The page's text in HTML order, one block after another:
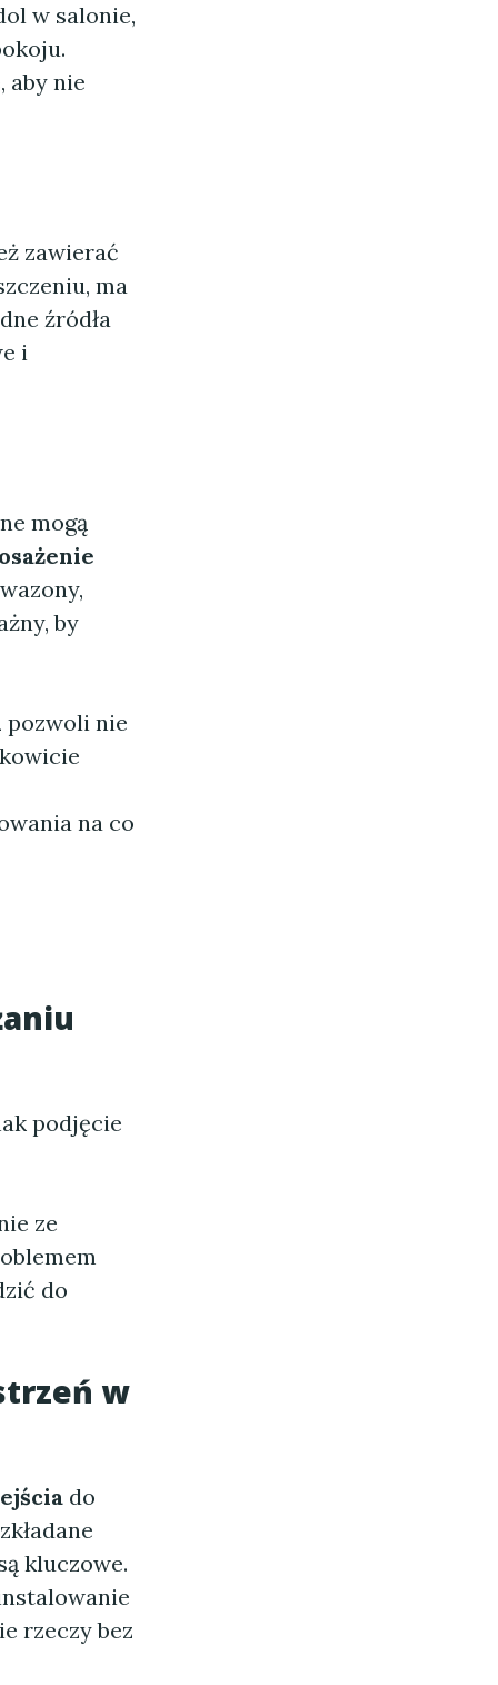
w salonie,
aby nie
zawierać
ma
źródła
i
mogą
by
pozwoli nie
na co
podjęcie
ze
do
w
do
kluczowe.
rzeczy bez